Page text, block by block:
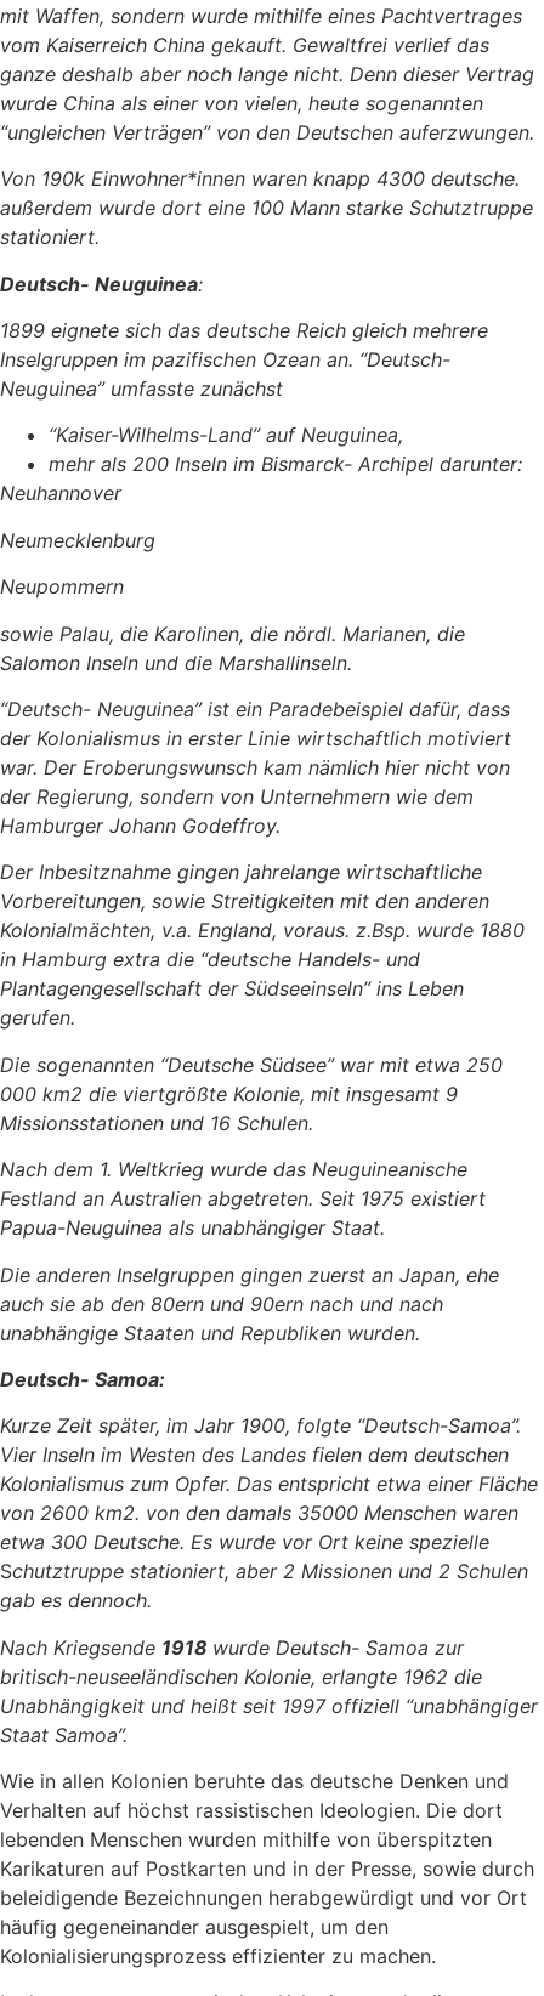
mit Waffen, sondern wurde mithilfe eines Pachtvertrages
vom Kaiserreich China gekauft. Gewaltfrei verlief das
ganze deshalb aber noch lange nicht. Denn dieser Vertrag
wurde China als einer von vielen, heute sogenannten
“ungleichen Verträgen” von den Deutschen auferzwungen.
Von 190k Einwohner*innen waren knapp 4300 deutsche.
außerdem wurde dort eine 100 Mann starke Schutztruppe
stationiert.
Deutsch- Neuguinea:
1899 eignete sich das deutsche Reich gleich mehrere
Inselgruppen im pazifischen Ozean an. “Deutsch-
Neuguinea” umfasste zunächst
“Kaiser-Wilhelms-Land” auf Neuguinea,
mehr als 200 Inseln im Bismarck- Archipel darunter:
Neuhannover
Neumecklenburg
Neupommern
sowie Palau, die Karolinen, die nördl. Marianen, die
Salomon Inseln und die Marshallinseln.
“Deutsch- Neuguinea” ist ein Paradebeispiel dafür, dass
der Kolonialismus in erster Linie wirtschaftlich motiviert
war. Der Eroberungswunsch kam nämlich hier nicht von
der Regierung, sondern von Unternehmern wie dem
Hamburger Johann Godeffroy.
Der Inbesitznahme gingen jahrelange wirtschaftliche
Vorbereitungen, sowie Streitigkeiten mit den anderen
Kolonialmächten, v.a. England, voraus. z.Bsp. wurde 1880
in Hamburg extra die “deutsche Handels- und
Plantagengesellschaft der Südseeinseln” ins Leben
gerufen.
Die sogenannten “Deutsche Südsee” war mit etwa 250
000 km2 die viertgrößte Kolonie, mit insgesamt 9
Missionsstationen und 16 Schulen.
Nach dem 1. Weltkrieg wurde das Neuguineanische
Festland an Australien abgetreten. Seit 1975 existiert
Papua-Neuguinea als unabhängiger Staat.
Die anderen Inselgruppen gingen zuerst an Japan, ehe
auch sie ab den 80ern und 90ern nach und nach
unabhängige Staaten und Republiken wurden.
Deutsch- Samoa:
Kurze Zeit später, im Jahr 1900, folgte “Deutsch-Samoa”.
Vier Inseln im Westen des Landes fielen dem deutschen
Kolonialismus zum Opfer. Das entspricht etwa einer Fläche
von 2600 km2. von den damals 35000 Menschen waren
etwa 300 Deutsche. Es wurde vor Ort keine spezielle
Schutztruppe stationiert, aber 2 Missionen und 2 Schulen
gab es dennoch.
Nach Kriegsende 1918 wurde Deutsch- Samoa zur
britisch-neuseeländischen Kolonie, erlangte 1962 die
Unabhängigkeit und heißt seit 1997 offiziell “unabhängiger
Staat Samoa”.
Wie in allen Kolonien beruhte das deutsche Denken und
Verhalten auf höchst rassistischen Ideologien. Die dort
lebenden Menschen wurden mithilfe von überspitzten
Karikaturen auf Postkarten und in der Presse, sowie durch
beleidigende Bezeichnungen herabgewürdigt und vor Ort
häufig gegeneinander ausgespielt, um den
Kolonialisierungsprozess effizienter zu machen.